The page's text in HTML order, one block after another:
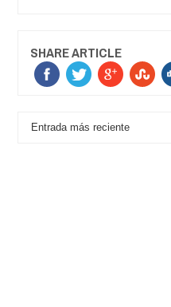
SHARE ARTICLE
Entrada más reciente